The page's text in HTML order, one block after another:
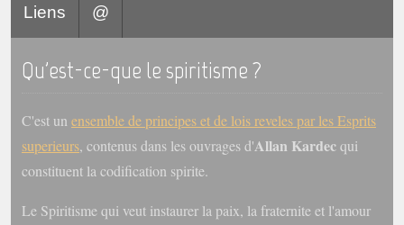
Galerie
Vidéoscope
Filmothèque
Les Illustrés
Liens @
Qu'est-ce-que le spiritisme ?
C'est un ensemble de principes et de lois reveles par les Esprits
superieurs, contenus dans les ouvrages d'Allan Kardecqui
constituent la codification spirite.
Le Spiritisme qui veut instaurer la paix, la fraternite et l'amour